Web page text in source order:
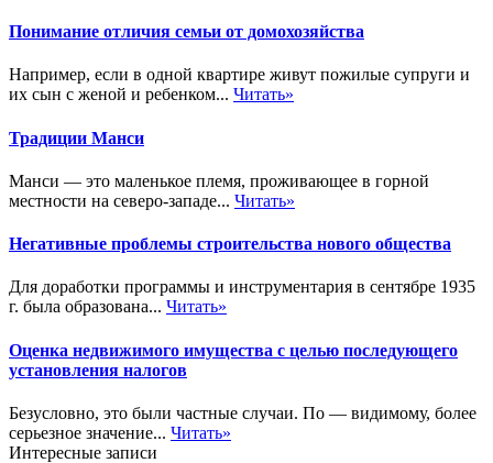
Понимание отличия семьи от домохозяйства
Например, если в одной квартире живут пожилые супруги и
их сын с женой и ребенком... Читать»
Традиции Манси
Манси — это маленькое племя, проживающее в горной
местности на северо-западе... Читать»
Негативные проблемы строительства нового общества
Для доработки программы и инструментария в сентябре 1935
г. была образована... Читать»
Оценка недвижимого имущества с целью последующего
установления налогов
Безусловно, это были частные случаи. По — видимому, более
серьезное значение... Читать»
Интересные записи